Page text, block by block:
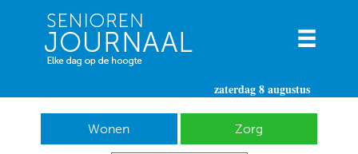
zaterdag 8 augustus
Wonen Zorg